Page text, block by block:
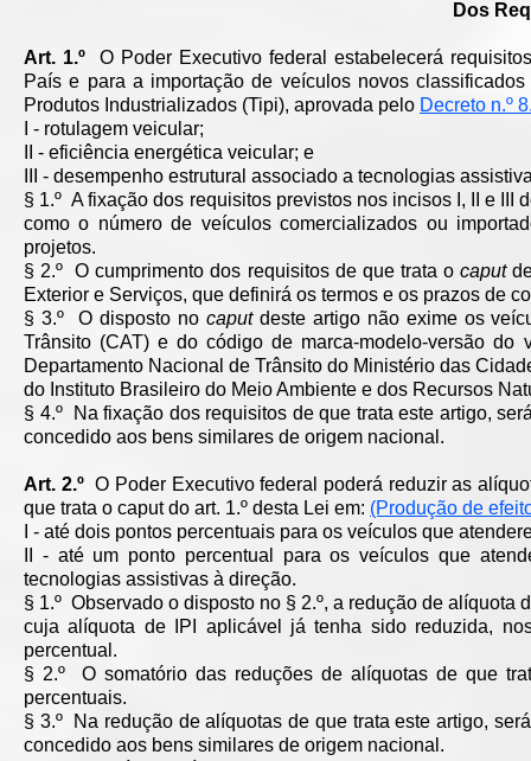
Dos
Art. 1.º
O Poder Executivo federal estabelecerá
País e para a importação de veículos novos
Produtos Industrializados (Tipi), aprovada pelo Decreto n.º
I - rotulagem veicular;
II - eficiência energética veicular; e
III - desempenho estrutural associado a tecnologias
§ 1.º A fixação dos requisitos previstos nos incisos I, II e III
como o número de veículos comercializados ou
projetos.
§ 2.º O cumprimento dos requisitos de que trata ocaput
Exterior e Serviços, que definirá os termos e os prazos de
§ 3.º O disposto no caputdeste artigo não exime os
Trânsito (CAT) e do código de marca-modelo-versão
Departamento Nacional de Trânsito do Ministério das
do Instituto Brasileiro do Meio Ambiente e dos Recursos
§ 4.º Na fixação dos requisitos de que trata este artigo,
concedido aos bens similares de origem nacional.
Art. 2.ºO Poder Executivo federal poderá reduzir as
que trata o caput do art. 1.º desta Lei em: (Produção de
I - até dois pontos percentuais para os veículos que
II - até um ponto percentual para os veículos que
tecnologias assistivas à direção.
§ 1.º Observado o disposto no § 2.º, a redução de alíquota
cuja alíquota de IPI aplicável já tenha sido reduzida,
percentual.
§ 2.º O somatório das reduções de alíquotas de que
percentuais.
§ 3.º Na redução de alíquotas de que trata este artigo,
concedido aos bens similares de origem nacional.